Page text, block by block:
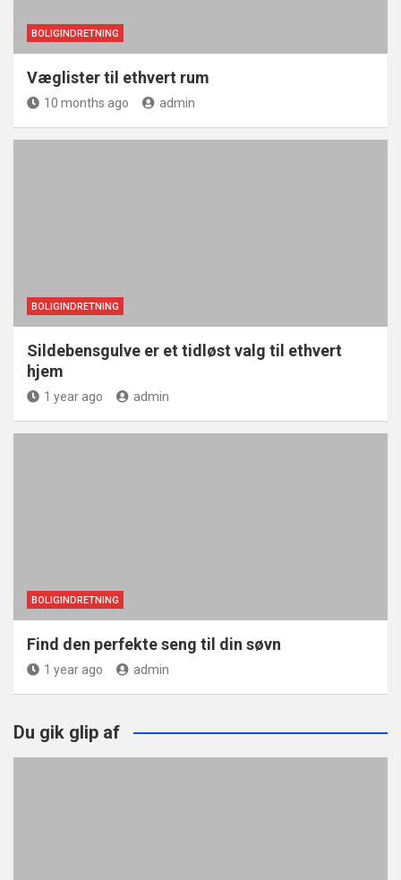
BOLIGINDRETNING
Væglister til ethvert rum
10 months ago admin
BOLIGINDRETNING
Sildebensgulve er et tidløst valg til ethvert
hjem
1 year ago admin
BOLIGINDRETNING
Find den perfekte seng til din søvn
1 year ago admin
Du gik glip af